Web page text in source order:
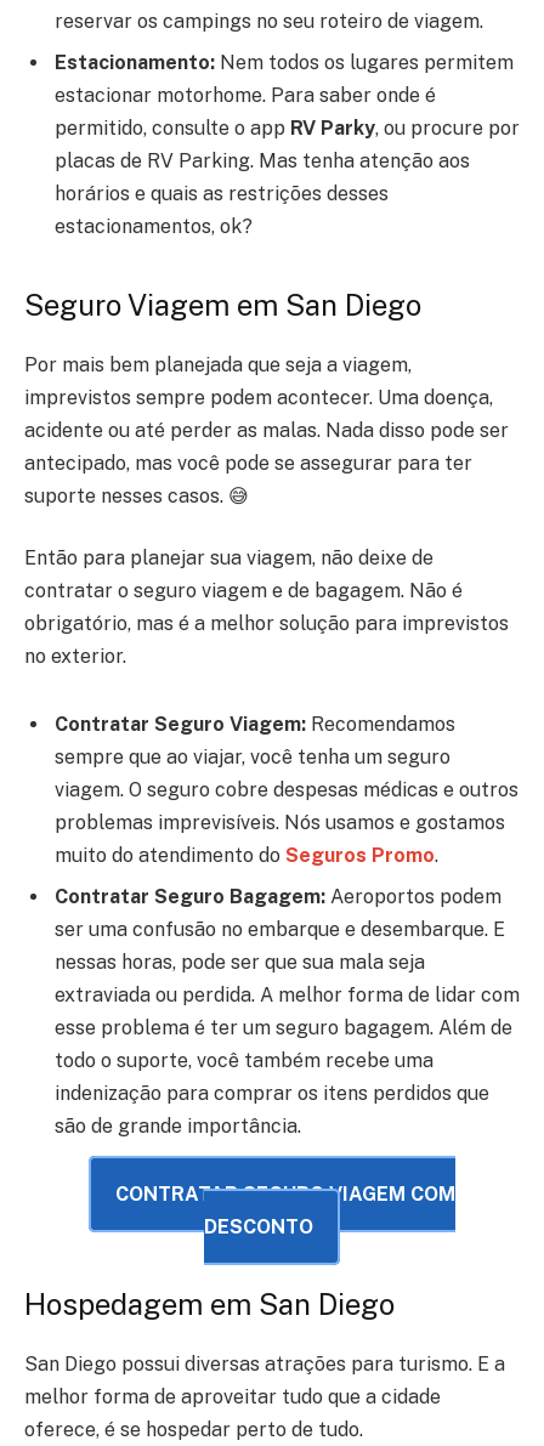
reservar os campings no seu roteiro de viagem.
Estacionamento: Nem todos os lugares permitem
estacionar motorhome. Para saber onde é
permitido, consulte o app RV Parky, ou procure por
placas de RV Parking. Mas tenha atenção aos
horários e quais as restrições desses
estacionamentos, ok?
Seguro Viagem em San Diego
Por mais bem planejada que seja a viagem,
imprevistos sempre podem acontecer. Uma doença,
acidente ou até perder as malas. Nada disso pode ser
antecipado, mas você pode se assegurar para ter
suporte nesses casos. 😅
Então para planejar sua viagem, não deixe de
contratar o seguro viagem e de bagagem. Não é
obrigatório, mas é a melhor solução para imprevistos
no exterior.
Contratar Seguro Viagem: Recomendamos
sempre que ao viajar, você tenha um seguro
viagem. O seguro cobre despesas médicas e outros
problemas imprevisíveis. Nós usamos e gostamos
muito do atendimento do Seguros Promo.
Contratar Seguro Bagagem: Aeroportos podem
ser uma confusão no embarque e desembarque. E
nessas horas, pode ser que sua mala seja
extraviada ou perdida. A melhor forma de lidar com
esse problema é ter um seguro bagagem. Além de
todo o suporte, você também recebe uma
indenização para comprar os itens perdidos que
são de grande importância.
CONTRATAR SEGURO VIAGEM COM
DESCONTO
Hospedagem em San Diego
San Diego possui diversas atrações para turismo. E a
melhor forma de aproveitar tudo que a cidade
oferece, é se hospedar perto de tudo.